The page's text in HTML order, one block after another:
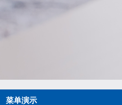
菜单演示